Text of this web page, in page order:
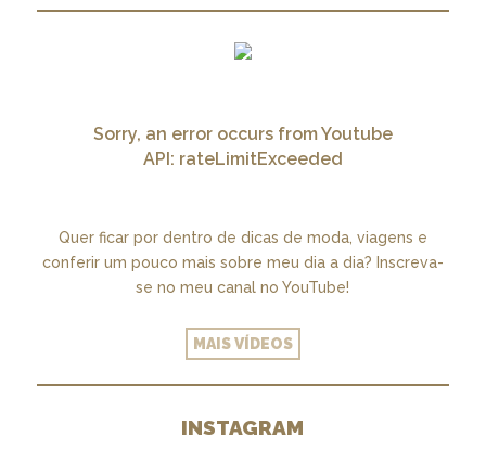
Sorry, an error occurs from Youtube
API: rateLimitExceeded
Quer ficar por dentro de dicas de moda, viagens e
conferir um pouco mais sobre meu dia a dia? Inscreva-
se no meu canal no YouTube!
MAIS VÍDEOS
INSTAGRAM